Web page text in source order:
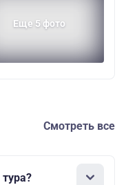
Еще 5 фото
Смотреть все